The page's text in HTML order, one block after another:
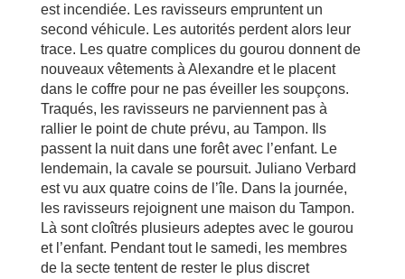
est incendiée. Les ravisseurs empruntent un
second véhicule. Les autorités perdent alors leur
trace. Les quatre complices du gourou donnent de
nouveaux vêtements à Alexandre et le placent
dans le coffre pour ne pas éveiller les soupçons.
Traqués, les ravisseurs ne parviennent pas à
rallier le point de chute prévu, au Tampon. Ils
passent la nuit dans une forêt avec l’enfant. Le
lendemain, la cavale se poursuit. Juliano Verbard
est vu aux quatre coins de l’île. Dans la journée,
les ravisseurs rejoignent une maison du Tampon.
Là sont cloîtrés plusieurs adeptes avec le gourou
et l’enfant. Pendant tout le samedi, les membres
de la secte tentent de rester le plus discret